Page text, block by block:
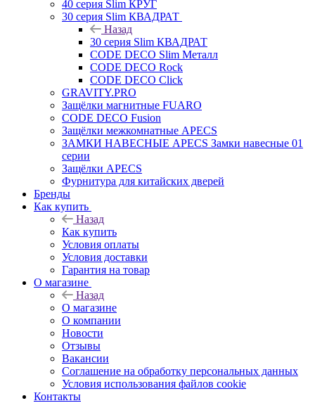
40 серия Slim КРУГ
30 серия Slim КВАДРАТ
Назад
30 серия Slim КВАДРАТ
CODE DECO Slim Металл
CODE DECO Rock
CODE DECO Click
GRAVITY.PRO
Защёлки магнитные FUARO
CODE DECO Fusion
Защёлки межкомнатные APECS
ЗАМКИ НАВЕСНЫЕ APECS Замки навесные 01
серии
Защёлки APECS
Фурнитура для китайских дверей
Бренды
Как купить
Назад
Как купить
Условия оплаты
Условия доставки
Гарантия на товар
О магазине
Назад
О магазине
О компании
Новости
Отзывы
Вакансии
Соглашение на обработку персональных данных
Условия использования файлов cookie
Контакты